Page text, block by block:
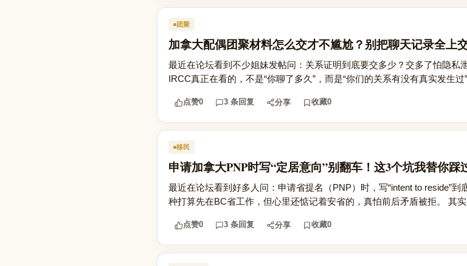
团聚
加拿大配偶团聚材料怎么交才不尴尬？别把聊天记录全上
最近在论坛看到不少姐妹发帖问：关系证明到底要交多少？交多了怕隐
IRCC真正在看的，不是“你聊了多久”，而是“你们的关系有没有真实发生过
点赞0 3 条回复 分享 收藏0
移民
申请加拿大PNP时写“定居意向”别翻车！这3个坑我替你踩
最近在论坛看到好多人问：申请省提名（PNP）时，写“intent to reside”
种打算先在BC省工作，但心里还惦记着安省的，真怕前后矛盾被拒。 其
点赞0 3 条回复 分享 收藏0